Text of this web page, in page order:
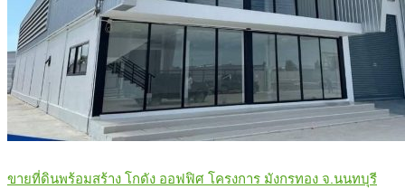
ขายที่ดินพร้อมสร้าง โกดัง ออฟฟิศ โครงการ มังกรทอง จ.นนทบุรี